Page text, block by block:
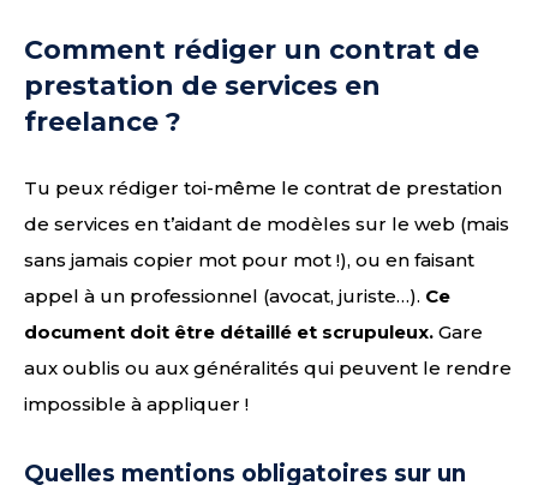
Comment rédiger un contrat de
prestation de services en
freelance ?
Tu peux rédiger toi-même le contrat de prestation
de services en t’aidant de modèles sur le web (mais
sans jamais copier mot pour mot !), ou en faisant
appel à un professionnel (avocat, juriste…). Ce
document doit être détaillé et scrupuleux. Gare
aux oublis ou aux généralités qui peuvent le rendre
impossible à appliquer !
Quelles mentions obligatoires sur un